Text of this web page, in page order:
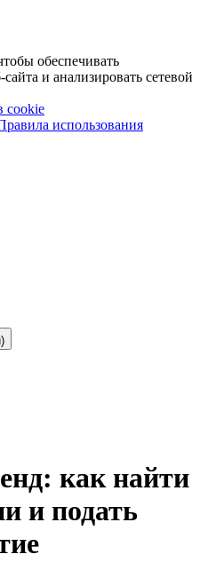
обеспечивать
и анализировать сетевой
cookie
использования
как найти
и подать